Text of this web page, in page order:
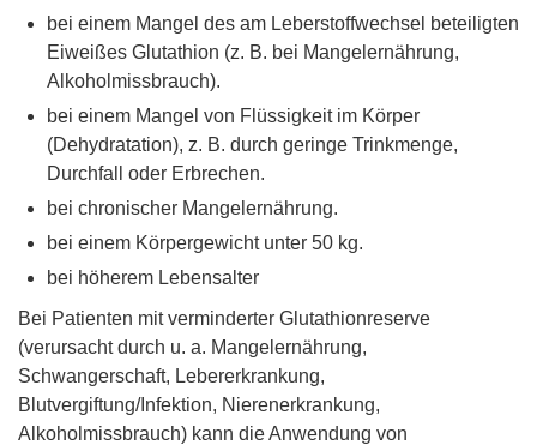
bei einem Mangel des am Leberstoffwechsel beteiligten
Eiweißes Glutathion (z. B. bei Mangelernährung,
Alkoholmissbrauch).
bei einem Mangel von Flüssigkeit im Körper
(Dehydratation), z. B. durch geringe Trinkmenge,
Durchfall oder Erbrechen.
bei chronischer Mangelernährung.
bei einem Körpergewicht unter 50 kg.
bei höherem Lebensalter
Bei Patienten mit verminderter Glutathionreserve
(verursacht durch u. a. Mangelernährung,
Schwangerschaft, Lebererkrankung,
Blutvergiftung/Infektion, Nierenerkrankung,
Alkoholmissbrauch) kann die Anwendung von